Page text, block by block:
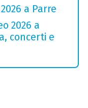
a Parre
2026 a
concerti e